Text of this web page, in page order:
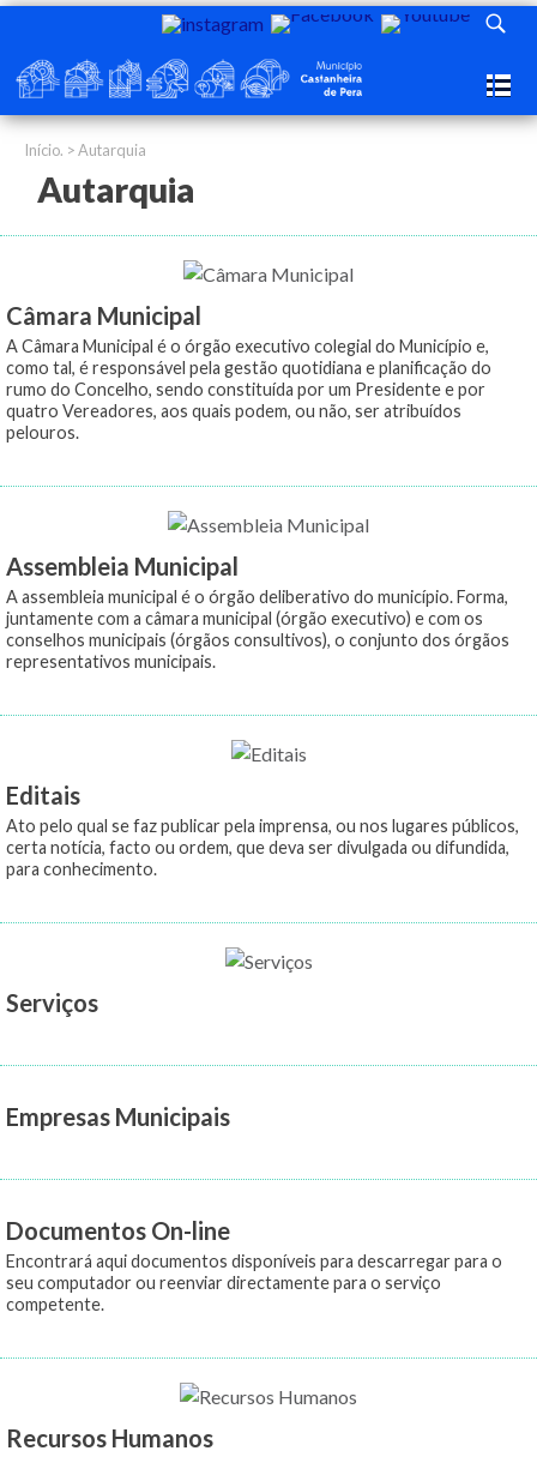
Início. > Autarquia
Autarquia
Câmara Municipal
A Câmara Municipal é o órgão executivo colegial do Município e,
como tal, é responsável pela gestão quotidiana e planificação do
rumo do Concelho, sendo constituída por um Presidente e por
quatro Vereadores, aos quais podem, ou não, ser atribuídos
pelouros.
Assembleia Municipal
A assembleia municipal é o órgão deliberativo do município. Forma,
juntamente com a câmara municipal (órgão executivo) e com os
conselhos municipais (órgãos consultivos), o conjunto dos órgãos
representativos municipais.
Editais
Ato pelo qual se faz publicar pela imprensa, ou nos lugares públicos,
certa notícia, facto ou ordem, que deva ser divulgada ou difundida,
para conhecimento.
Serviços
Empresas Municipais
Documentos On-line
Encontrará aqui documentos disponíveis para descarregar para o
seu computador ou reenviar directamente para o serviço
competente.
Recursos Humanos